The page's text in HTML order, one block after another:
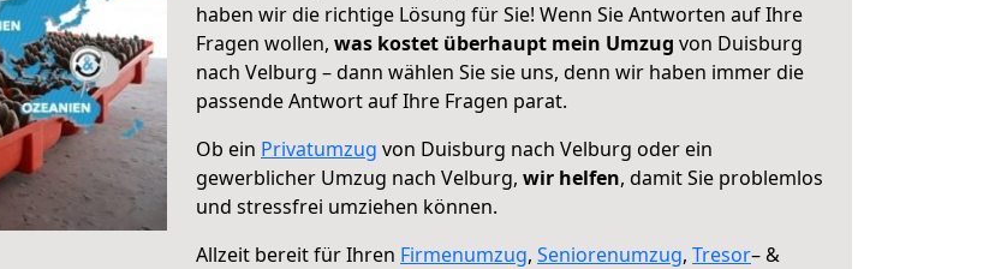
haben wir die richtige Lösung für Sie! Wenn Sie Antworten auf Ihre
Fragen wollen, was kostet überhaupt mein Umzug von Duisburg
nach Velburg – dann wählen Sie sie uns, denn wir haben immer die
passende Antwort auf Ihre Fragen parat.
Ob ein Privatumzug von Duisburg nach Velburg oder ein
gewerblicher Umzug nach Velburg, wir helfen, damit Sie problemlos
und stressfrei umziehen können.
Allzeit bereit für Ihren Firmenumzug, Seniorenumzug, Tresor– &